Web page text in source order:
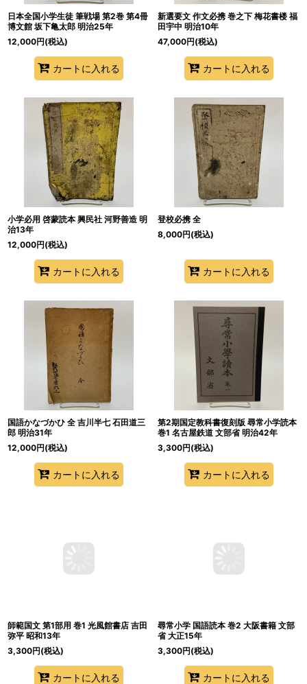
日本全国小学生徒 筆戦場 第2巻 第4冊
博文館 坂下亀太郎 明治25年
12,000円(税込)
カートに入れる
新選要文 作文必携 巻之下 梅花書楼 福
田宇中 明治10年
47,000円(税込)
カートに入れる
小学必用 啓蒙読本 興民社 河野善造 明
治13年
12,000円(税込)
カートに入れる
登校必携 全
8,000円(税込)
カートに入れる
国語かなづかひ 全 吉川半七 石田道三
郎 明治31年
12,000円(税込)
カートに入れる
第2期国定教科書復刻版 尋常小学読本
巻1 名古屋鉄道 文部省 明治42年
3,300円(税込)
カートに入れる
師範国文 第1部用 巻1 光風館書店 吉田
弥平 昭和13年
3,300円(税込)
カートに入れる
尋常小学 国語読本 巻2 大阪書籍 文部
省 大正15年
3,300円(税込)
カートに入れる